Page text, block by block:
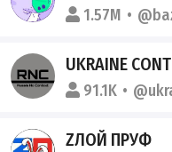
1.57M
UKRAINE
91.1K
ZЛОЙ ПРУФ️